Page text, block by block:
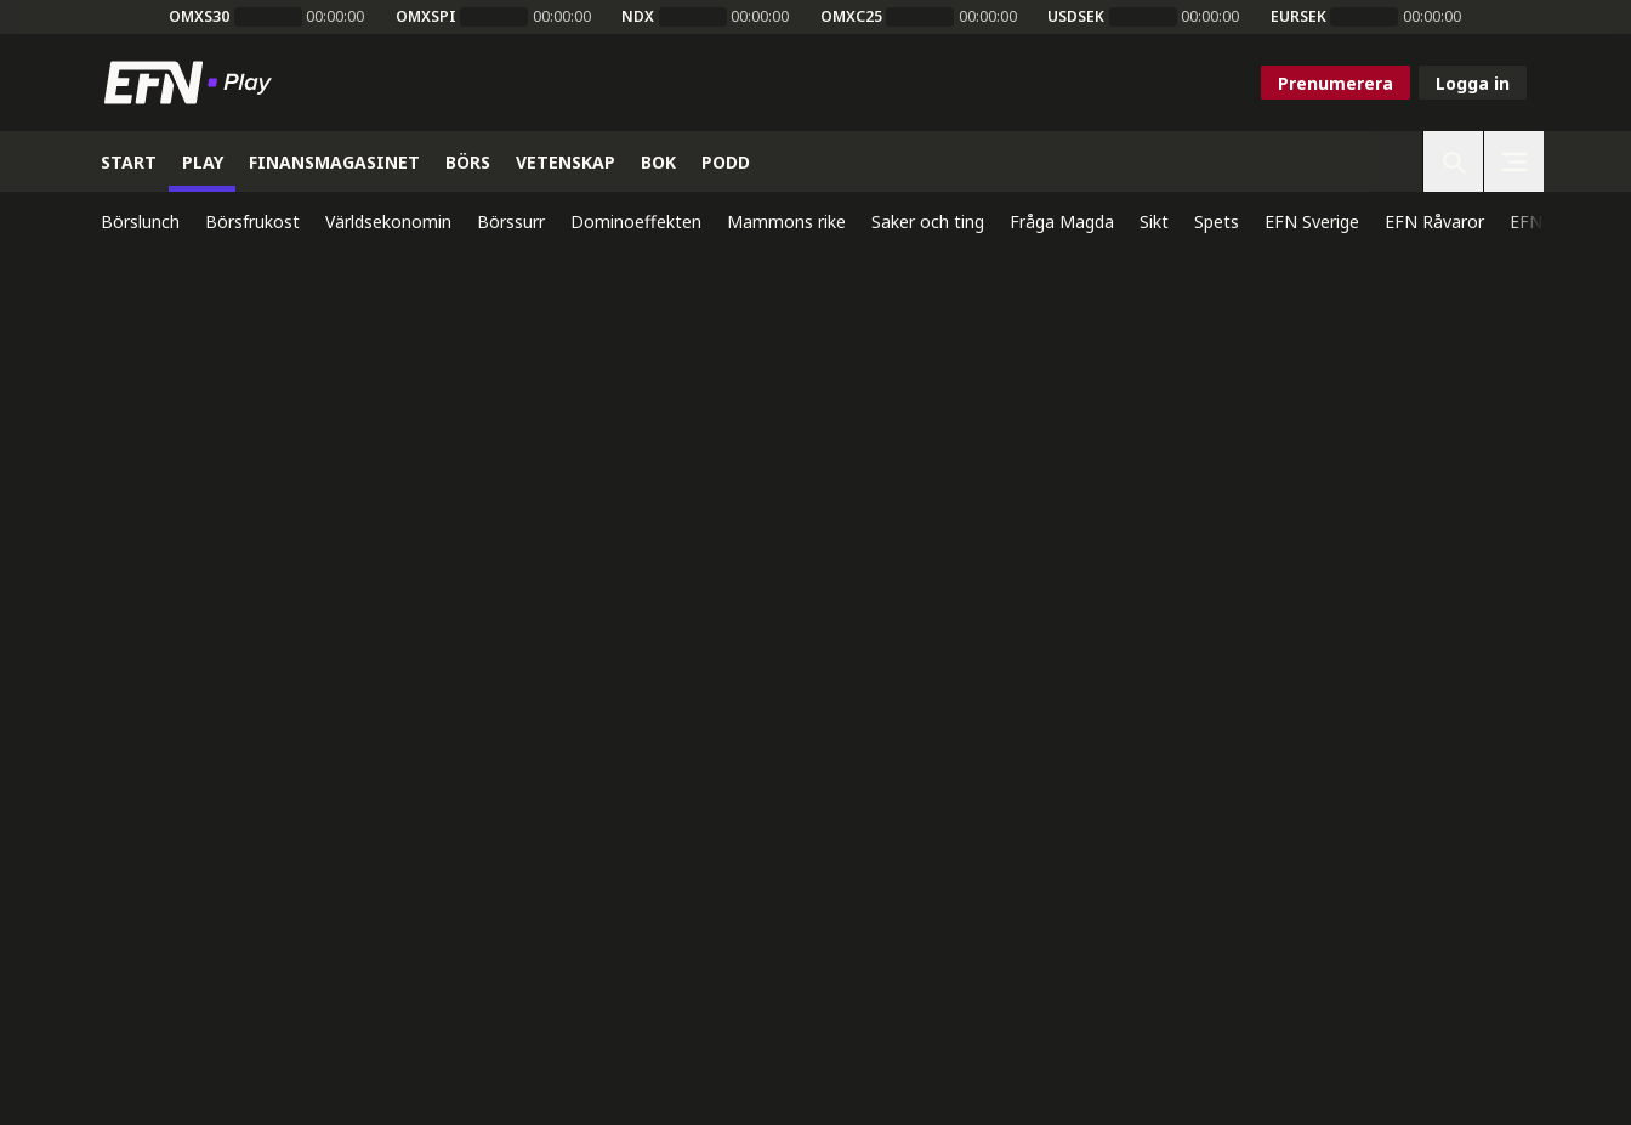
OMXS30 00:00:00 OMXSPI 00:00:00 NDX 00:00:00 OMXC25 00:00:00 USDSEK 00:00:00 EURSEK 00:00:00
Prenumerera Logga in
START PLAY FINANSMAGASINET BÖRS VETENSKAP BOK PODD
Börslunch Börsfrukost Världsekonomin Börssurr Dominoeffekten Mammons rike Saker och ting Fråga Magda Sikt Spets EFN Sverige EFN Råvaror EFN Direkt